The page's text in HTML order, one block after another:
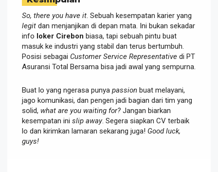
So, there you have it . Sebuah kesempatan karier yang
legit dan menjanjikan di depan mata. Ini bukan sekadar
info loker Cirebon biasa, tapi sebuah pintu buat
masuk ke industri yang stabil dan terus bertumbuh.
Posisi sebagai Customer Service Representative di PT
Asuransi Total Bersama bisa jadi awal yang sempurna.
Buat lo yang ngerasa punya passion buat melayani,
jago komunikasi, dan pengen jadi bagian dari tim yang
solid, what are you waiting for? Jangan biarkan
kesempatan ini slip away. Segera siapkan CV terbaik
lo dan kirimkan lamaran sekarang juga! Good luck,
guys!